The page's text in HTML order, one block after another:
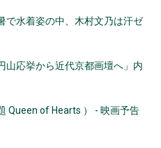
で水着姿の中、木村文乃は汗ゼ
山応挙から近代京都画壇へ」内
Queen of Hearts ） - 映画予告